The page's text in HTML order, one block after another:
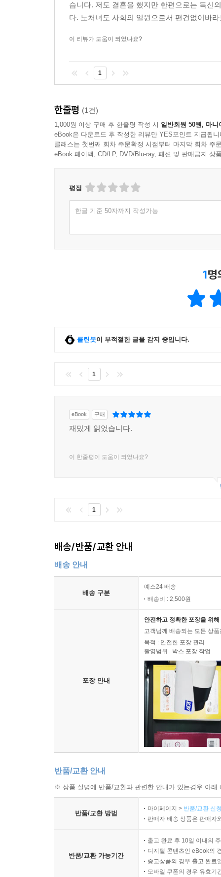
습니다. 저도 결혼을 했지만 한편으로는 독신
다. 노처녀도 사회의 일원으로서 편견없이바
이 리뷰가 도움이 되었나요?
1
한줄평 (1건)
1,000원 이상 구매 후 한줄평 작성 시 일반회원 50원, 마니
eBook은 다운로드 후 작성한 리뷰만 YES포인트 지급됩니
클래스는 첫번째 회차 주문확정 시점부터 마지막 회차 주
eBook 페이백, CD/LP, DVD/Blu-ray, 패션 및 판매금지 상
평점
한글 기준 50자까지 작성가능
1명
클린봇이 부적절한 글을 감지 중입니다.
1
eBook 구매
재밌게 읽었습니다.
이 한줄평이 도움이 되었나요?
1
배송/반품/교환 안내
배송 안내
배송 구분
예스24 배송
배송비 : 2,500원
포장 안내
안전하고 정확한 포장을 위
고객님께 배송되는 모든 상
목적 : 안전한 포장 관리
촬영범위 : 박스 포장 작업
반품/교환 안내
※ 상품 설명에 반품/교환과 관련한 안내가 있는경우 아
반품/교환 방법
마이페이지 > 반품/교환 신
판매자 배송 상품은 판매자
반품/교환 가능기간
출고 완료 후 10일 이내의
디지털 콘텐츠인 eBook의
중고상품의 경우 출고 완료
모바일 쿠폰의 경우 유효기